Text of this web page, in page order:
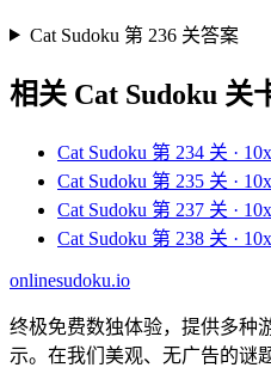
Cat Sudoku 第 236 关答案
相关 Cat Sudoku 关
Cat Sudoku 第 234 关 ·
Cat Sudoku 第 235 关 ·
Cat Sudoku 第 237 关 ·
Cat Sudoku 第 238 关 ·
onlinesudoku.io
终极免费数独体验，提供多种
示。在我们美观、无广告的谜